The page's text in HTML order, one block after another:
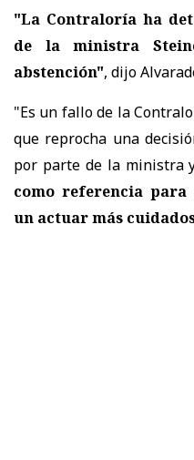
"La Contraloría ha
de la ministra
abstención", dijo
"Es un fallo de la
que reprocha una
por parte de la ministra
como referencia
un actuar más